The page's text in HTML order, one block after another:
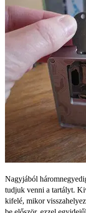
Nagyjából
tudjuk venni a tartályt.
kifelé, mikor